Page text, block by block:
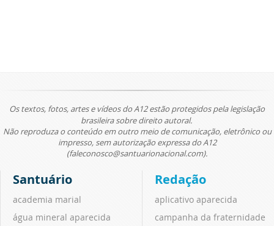
Os textos, fotos, artes e vídeos do A12 estão protegidos pela legislação
brasileira sobre direito autoral.
Não reproduza o conteúdo em outro meio de comunicação, eletrônico ou
impresso, sem autorização expressa do A12
(faleconosco@santuarionacional.com).
Santuário
academia marial
água mineral aparecida
Redação
aplicativo aparecida
campanha da fraternidade